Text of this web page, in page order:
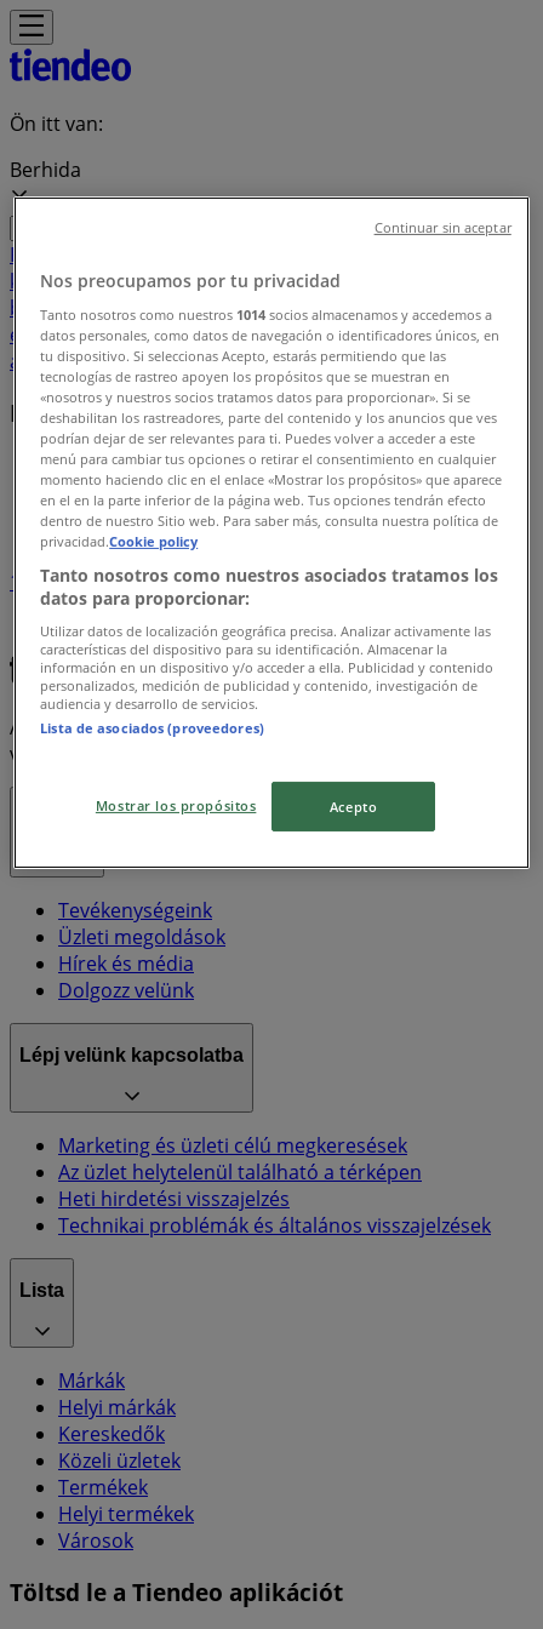
Ön itt van:
Berhida
Featured
kiegészítőkElektronikaOtthon, kert és
barkácsolásGyógyszertárak és szépségSportGyermekek
és szabadidőAutók, motorkerékpárok és
alkatrészekÉttermekBankok és szolgáltatások
Helyi márkák
Tiendeo Berhida-en»
Márkaindex
1
Xxl
Electrolux
A Tiendeo a Shopfully része - ez a technológiai vállalat
világszerte újragondolja a helyi vásárlást.
Tevékenységeink
Üzleti megoldások
Hírek és média
Dolgozz velünk
Lépj velünk kapcsolatba
Marketing és üzleti célú megkeresések
Az üzlet helytelenül található a térképen
Heti hirdetési visszajelzés
Technikai problémák és általános visszajelzések
Lista
Márkák
Helyi márkák
Kereskedők
Közeli üzletek
Termékek
Helyi termékek
Városok
Töltsd le a Tiendeo aplikációt
Nos preocupamos por tu privacidad
Tanto nosotros como nuestros 1014 socios almacenamos y accedemos a
datos personales, como datos de navegación o identificadores únicos, en
tu dispositivo. Si seleccionas Acepto, estarás permitiendo que las
tecnologías de rastreo apoyen los propósitos que se muestran en
«nosotros y nuestros socios tratamos datos para proporcionar». Si se
deshabilitan los rastreadores, parte del contenido y los anuncios que ves
podrían dejar de ser relevantes para ti. Puedes volver a acceder a este
menú para cambiar tus opciones o retirar el consentimiento en cualquier
momento haciendo clic en el enlace «Mostrar los propósitos» que aparece
en el en la parte inferior de la página web. Tus opciones tendrán efecto
dentro de nuestro Sitio web. Para saber más, consulta nuestra política de
privacidad.Cookie policy
Tanto nosotros como nuestros asociados tratamos los
datos para proporcionar:
Utilizar datos de localización geográfica precisa. Analizar activamente las
características del dispositivo para su identificación. Almacenar la
información en un dispositivo y/o acceder a ella. Publicidad y contenido
personalizados, medición de publicidad y contenido, investigación de
audiencia y desarrollo de servicios.
Lista de asociados (proveedores)
Mostrar los propósitos Acepto
Continuar sin aceptar